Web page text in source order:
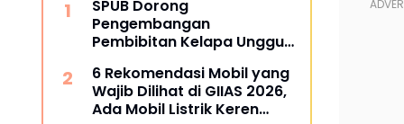
SPUB Dorong
Pengembangan
Pembibitan Kelapa Unggul
6 Rekomendasi Mobil yang
Wajib Dilihat di GIIAS 2026,
Ada Mobil Listrik Keren